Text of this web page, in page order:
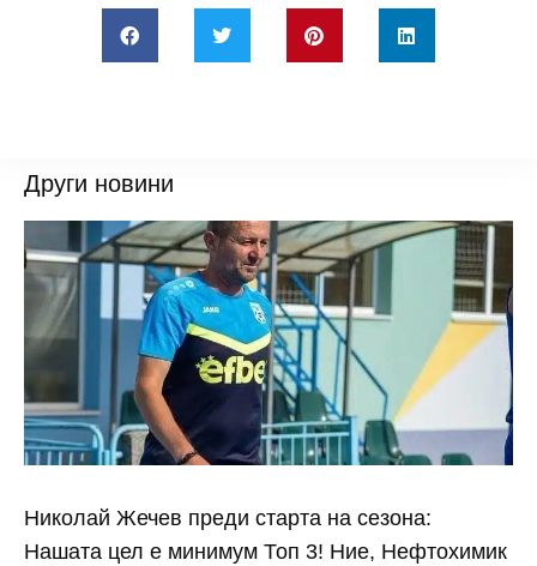
Други новини
Николай Жечев преди старта на сезона:
Нашата цел е минимум Топ 3! Ние, Нефтохимик